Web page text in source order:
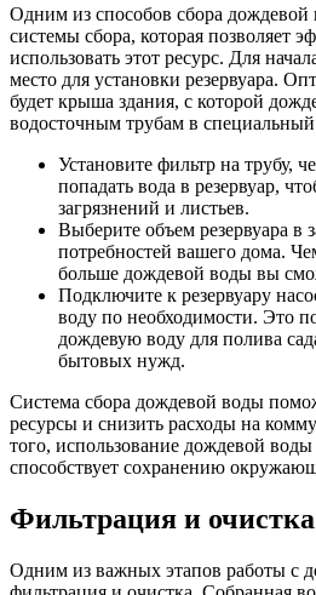
Одним из способов сбора дождевой
системы сбора, которая позволяет
использовать этот ресурс. Для
место для установки резервуара.
будет крыша здания, с которой
водосточным трубам в специальный
Установите фильтр на трубу,
попадать вода в резервуар,
загрязнений и листьев.
Выберите объем резервуара в
потребностей вашего дома.
больше дождевой воды вы
Подключите к резервуару
воду по необходимости. Это
дождевую воду для полива
бытовых нужд.
Система сбора дождевой воды
ресурсы и снизить расходы на
того, использование дождевой
способствует сохранению
Фильтрация и
Одним из важных этапов работы с